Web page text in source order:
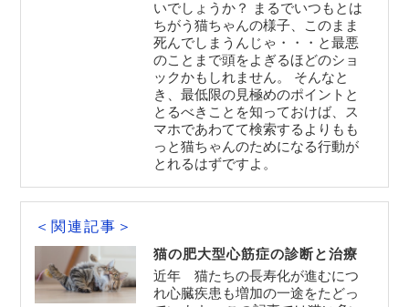
いでしょうか？ まるでいつもとは
ちがう猫ちゃんの様子、このまま
死んでしまうんじゃ・・・と最悪
のことまで頭をよぎるほどのショ
ックかもしれません。 そんなと
き、最低限の見極めのポイントと
とるべきことを知っておけば、ス
マホであわてて検索するよりもも
っと猫ちゃんのためになる行動が
とれるはずですよ。
＜関連記事＞
猫の肥大型心筋症の診断と治療
近年 猫たちの長寿化が進むにつ
れ心臓疾患も増加の一途をたどっ